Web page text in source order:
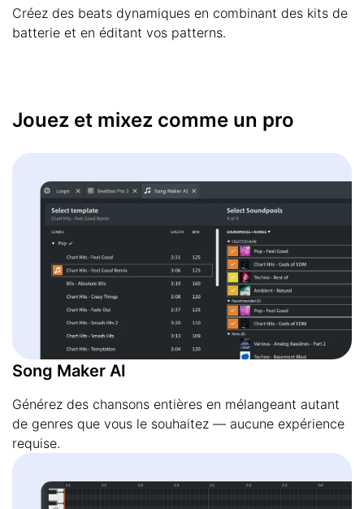
Créez des beats dynamiques en combinant des kits de
batterie et en éditant vos patterns.
Jouez et mixez comme un pro
Song Maker AI
Générez des chansons entières en mélangeant autant
de genres que vous le souhaitez — aucune expérience
requise.